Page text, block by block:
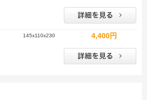
145x110x230 4,400円